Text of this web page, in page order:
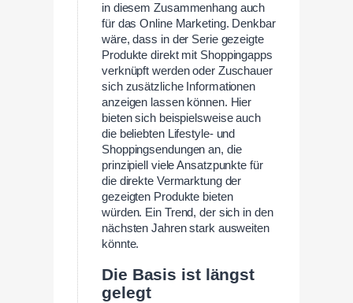
in diesem Zusammenhang auch
für das Online Marketing. Denkbar
wäre, dass in der Serie gezeigte
Produkte direkt mit Shoppingapps
verknüpft werden oder Zuschauer
sich zusätzliche Informationen
anzeigen lassen können. Hier
bieten sich beispielsweise auch
die beliebten Lifestyle- und
Shoppingsendungen an, die
prinzipiell viele Ansatzpunkte für
die direkte Vermarktung der
gezeigten Produkte bieten
würden. Ein Trend, der sich in den
nächsten Jahren stark ausweiten
könnte.
Die Basis ist längst
gelegt